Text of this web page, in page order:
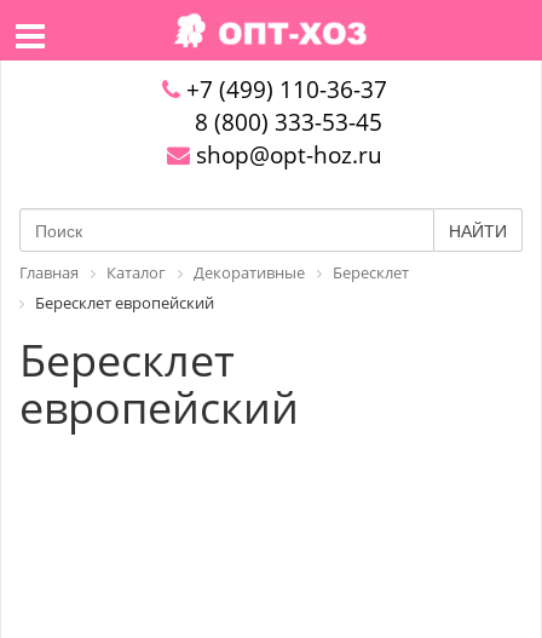
+7 (499) 110-36-37
8 (800) 333-53-45
shop@opt-hoz.ru
НАЙТИ
Главная Каталог Декоративные
Бересклет
Бересклет европейский
Бересклет
европейский